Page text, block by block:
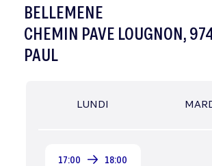
BELLEMENE
CHEMIN PAVE LOUGNON,
PAUL
LUNDI
17:00
18:00